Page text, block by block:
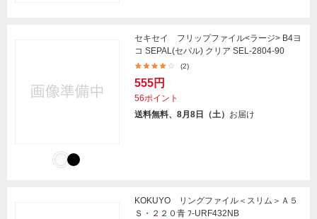
セキセイ フリップファイル<ラージ> B4ヨ
コ SEPAL(セパル) クリア SEL-2804-90
(2)
555円
56ポイント
送料無料、8月8日（土） お届け
KOKUYO リングファイル＜スリム＞Ａ５
Ｓ・２２０青 ﾌ-URF432NB